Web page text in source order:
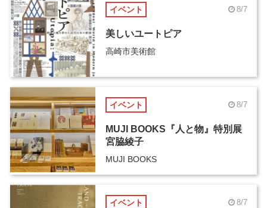
イベント 8/7
美しいユートピア
高崎市美術館
イベント 8/7
MUJI BOOKS『人と物』特別展
宮脇綾子
MUJI BOOKS
イベント 8/7